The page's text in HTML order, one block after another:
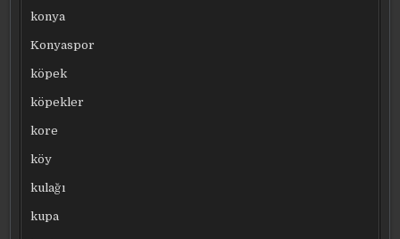
konya
Konyaspor
köpek
köpekler
kore
köy
kulağı
kupa